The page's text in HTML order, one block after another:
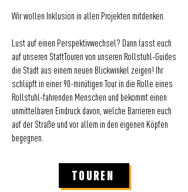
Wir wollen Inklusion in allen Projekten mitdenken.
Lust auf einen Perspektivwechsel? Dann lasst euch
auf unseren StattTouren von unseren Rollstuhl-Guides
die Stadt aus einem neuen Blickwinkel zeigen! Ihr
schlüpft in einer 90-minütigen Tour in die Rolle eines
Rollstuhl-fahrenden Menschen und bekommt einen
unmittelbaren Eindruck davon, welche Barrieren euch
auf der Straße und vor allem in den eigenen Köpfen
begegnen.
TOUREN